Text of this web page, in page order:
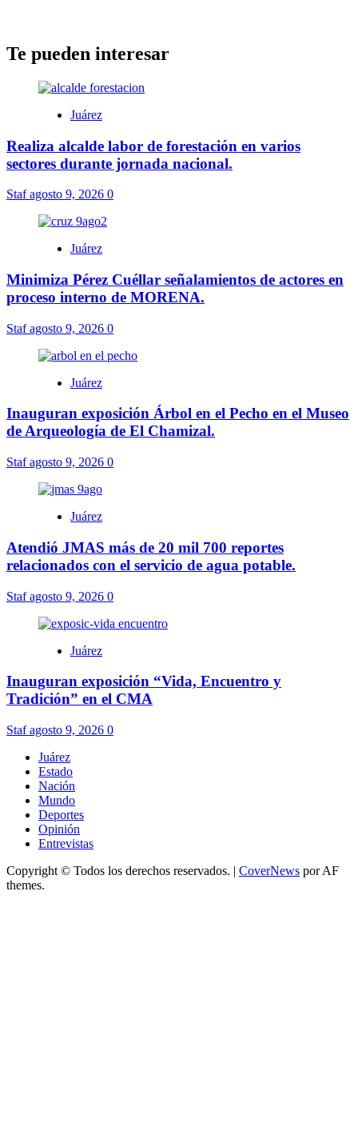
Te pueden interesar
Juárez
Realiza alcalde labor de forestación en varios
sectores durante jornada nacional.
Stafagosto 9, 2026 0
Juárez
Minimiza Pérez Cuéllar señalamientos de actores en
proceso interno de MORENA.
Stafagosto 9, 2026 0
Juárez
Inauguran exposición Árbol en el Pecho en el Museo
de Arqueología de El Chamizal.
Stafagosto 9, 2026 0
Juárez
Atendió JMAS más de 20 mil 700 reportes
relacionados con el servicio de agua potable.
Stafagosto 9, 2026 0
Juárez
Inauguran exposición “Vida, Encuentro y
Tradición” en el CMA
Stafagosto 9, 2026 0
Juárez
Estado
Nación
Mundo
Deportes
Opinión
Entrevistas
Copyright © Todos los derechos reservados. | CoverNews por AF
themes.